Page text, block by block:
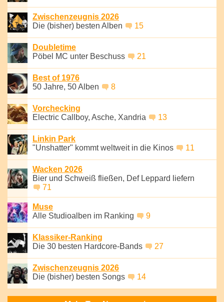
Zwischenzeugnis 2026
Die (bisher) besten Alben
15
Doubletime
Pöbel MC unter Beschuss
21
Best of 1976
50 Jahre, 50 Alben
8
Vorchecking
Electric Callboy, Asche, Xandria
13
Linkin Park
"Unshatter" kommt weltweit in die Kinos
11
Wacken 2026
Bier und Schweiß fließen, Def Leppard liefern
71
Muse
Alle Studioalben im Ranking
9
Klassiker-Ranking
Die 30 besten Hardcore-Bands
27
Zwischenzeugnis 2026
Die (bisher) besten Songs
14